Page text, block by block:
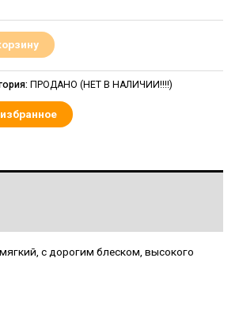
ПРОДАНО (НЕТ В НАЛИЧИИ!!!!)
с дорогим блеском, высокого